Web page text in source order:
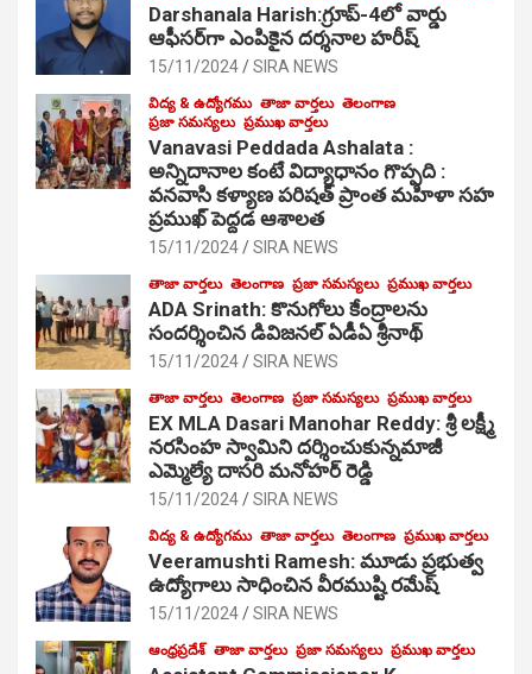
Darshanala Harish:గ్రూప్-4లో వార్డు
ఆఫీసర్‌గా ఎంపికైన దర్శనాల హరీష్
15/11/2024 SIRA NEWS
విద్య & ఉద్యోగము తాజా వార్తలు తెలంగాణ
ప్రజా సమస్యలు ప్రముఖ వార్తలు
Vanavasi Peddada Ashalata :
అన్నిదానాల కంటే విద్యాధానం గొప్పది :
వనవాసి కళ్యాణ పరిషత్ ప్రాంత మహిళా సహ
ప్రముఖ్ పెద్దడ ఆశాలత
15/11/2024 SIRA NEWS
తాజా వార్తలు తెలంగాణ ప్రజా సమస్యలు ప్రముఖ వార్తలు
ADA Srinath: కొనుగోలు కేంద్రాల‌ను
సంద‌ర్శించిన డివిజనల్ ఏడీఏ శ్రీనాథ్
15/11/2024 SIRA NEWS
తాజా వార్తలు తెలంగాణ ప్రజా సమస్యలు ప్రముఖ వార్తలు
EX MLA Dasari Manohar Reddy: శ్రీ లక్ష్మీ
నరసింహ స్వామిని దర్శించుకున్నమాజీ
ఎమ్మెల్యే దాసరి మనోహర్ రెడ్డి
15/11/2024 SIRA NEWS
విద్య & ఉద్యోగము తాజా వార్తలు తెలంగాణ ప్రముఖ వార్తలు
Veeramushti Ramesh: మూడు ప్రభుత్వ
ఉద్యోగాలు సాధించిన వీరముష్టి రమేష్
15/11/2024 SIRA NEWS
ఆంధ్రప్రదేశ్ తాజా వార్తలు ప్రజా సమస్యలు ప్రముఖ వార్తలు